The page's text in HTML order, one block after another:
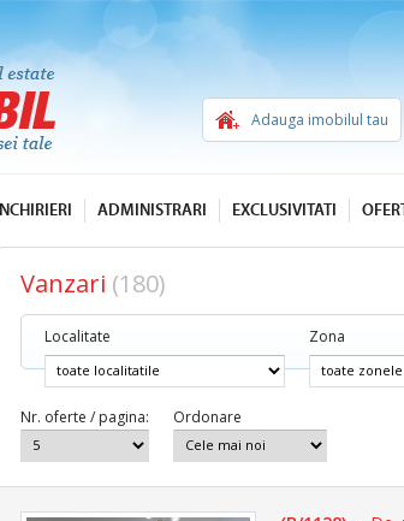
Adauga imobilul tau
INCHIRIERI ADMINISTRARI EXCLUSIVITATI
Vanzari (180)
Localitate Zona
Nr. oferte / pagina:
Ordonare